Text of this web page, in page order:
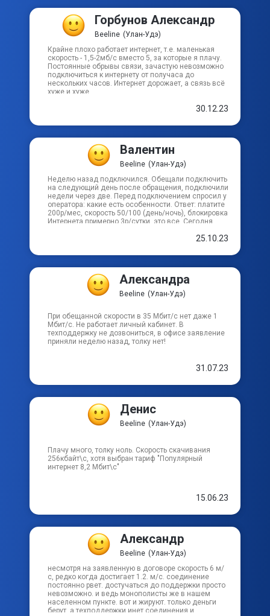
пр-кт Победы
пр-кт Строителей
проезд Мостостроителей 7-й
ул 1-й уч-к Дивизионная
Горбунов Александр
Beeline (Улан-Удэ)
Крайне плохо работает интернет, т.е. маленькая
скорость - 1,5-2мб/с вместо 5, за которые я плачу.
Постоянные обрывы связи, зачастую невозможно
подключиться к интернету от получаса до
нескольких часов. Интернет дорожает, а связь всё
хуже и хуже...
30.12.23
Валентин
Beeline (Улан-Удэ)
Неделю назад подключился. Обещали подключить
на следующий день после обращения, подключили
недели через две. Перед подключением спросил у
оператора: какие есть особенности. Ответ: платите
200р/мес, скорость 50/100 (день/ночь), блокировка
Интернета примерно 3р/сутки, это все. Сегодня
читайте договор. Другого ответа не добился. Это
компании. Выяснилось: по моему тарифу
блокировка на время отсутствия не
предусмотрена. Меня нет месяц - я все равно
должен оплачивать услугу в полном объеме.
за подключение... Вот так "здрасте". При
подключении ничего такого не говорили. Самый
отвратительный и лживый провайдер из 4 (с
которыми я имел дело). Буду расторгать договор.
Кстати скорость дневная 40 вместо 50, ночная 60-
25.10.23
Александра
Beeline (Улан-Удэ)
При обещанной скорости в 35 Мбит/с нет даже 1
Мбит/с. Не работает личный кабинет. В
техподдержку не дозвониться, в офисе заявление
приняли неделю назад, толку нет!
31.07.23
Денис
Beeline (Улан-Удэ)
Плачу много, толку ноль. Скорость скачивания
256кбайт\с, хотя выбран тариф "Популярный
интернет 8,2 Мбит\с"
15.06.23
Александр
Beeline (Улан-Удэ)
несмотря на заявленную в договоре скорость 6 м/
с, редко когда достигает 1.2. м/с. соединение
постоянно рвет. достучаться до поддержки просто
невозможно. и ведь монополисты же в нашем
населенном пункте. вот и жируют. только деньги
берут, а техподдержки инет соединения и